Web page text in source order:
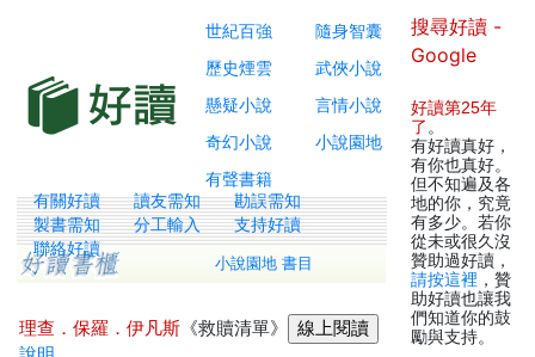
世紀百強
隨身智囊
歷史煙雲
武俠小說
懸疑小說
言情小說
奇幻小說
小說園地
有聲書籍
有關好讀 讀友需知
勘誤需知
製書需知
分工輸入
支持好讀
聯絡好讀
小說園地 書目
理查．保羅．伊凡斯 《救贖清單》
搜尋好讀 -
Google
好讀第25年
了 。
有好讀真好，
有你也真好。
但不知遍及各
地的你，究竟
有多少。若你
從未或很久沒
贊助過好讀，
請按這裡 ，贊
助好讀也讓我
們知道你的鼓
勵與支持。